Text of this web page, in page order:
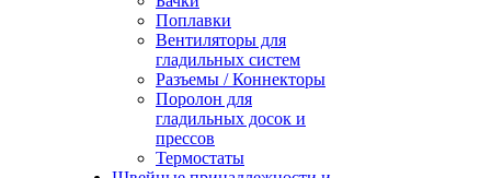
Поплавки
Вентиляторы для
гладильных систем
Разъемы / Коннекторы
Поролон для
гладильных досок и
прессов
Термостаты